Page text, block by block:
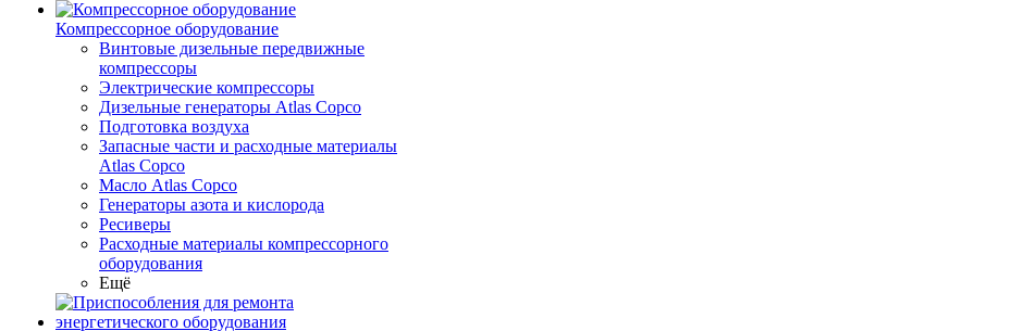
Компрессорное оборудование
Винтовые дизельные передвижные
компрессоры
Электрические компрессоры
Дизельные генераторы Atlas Copco
Подготовка воздуха
Запасные части и расходные материалы
Atlas Copco
Масло Atlas Copco
Генераторы азота и кислорода
Ресиверы
Расходные материалы компрессорного
оборудования
Ещё